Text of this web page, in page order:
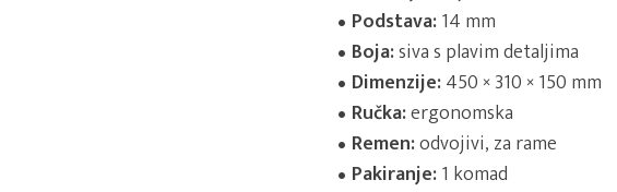
Podstava:14 mm
Boja:siva s plavim detaljima
Dimenzije:450 × 310 × 150 mm
Ručka:ergonomska
Remen:odvojivi, za rame
Pakiranje:1 komad